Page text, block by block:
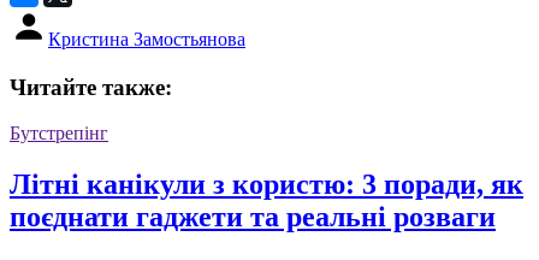
Кристина Замостьянова
Читайте также:
Бутстрепінг
Літні канікули з користю: 3 поради, як
поєднати гаджети та реальні розваги